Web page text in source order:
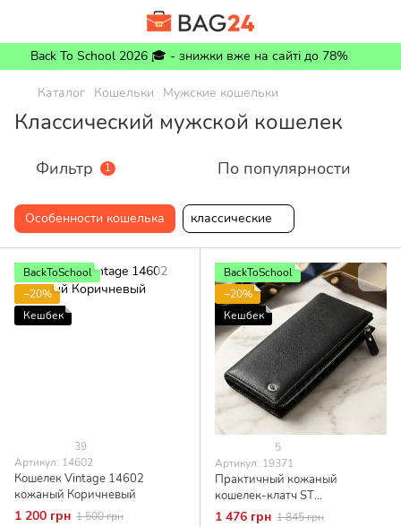
Back To School 2026 🎓 - знижки вже на сайті до 78%
Каталог Кошельки Мужские кошельки
Классический мужской кошелек
Фильтр 1 По популярности
Особенности кошелька классические
BackToSchool
−20%
Кешбек
39
Артикул: 14602
Кошелек Vintage 14602
кожаный Коричневый
1 200 грн 1 500 грн
BackToSchool
−20%
Кешбек
5
Артикул: 19371
Практичный кожаный
кошелек-клатч ST
Leather 19371 Черный
1 476 грн 1 845 грн